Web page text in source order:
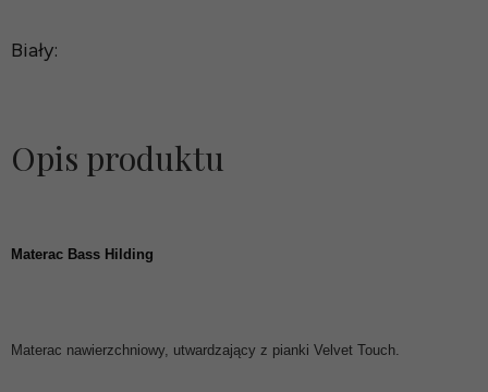
Biały:
Opis produktu
Materac Bass Hilding
Materac nawierzchniowy, utwardzający z pianki Velvet Touch.